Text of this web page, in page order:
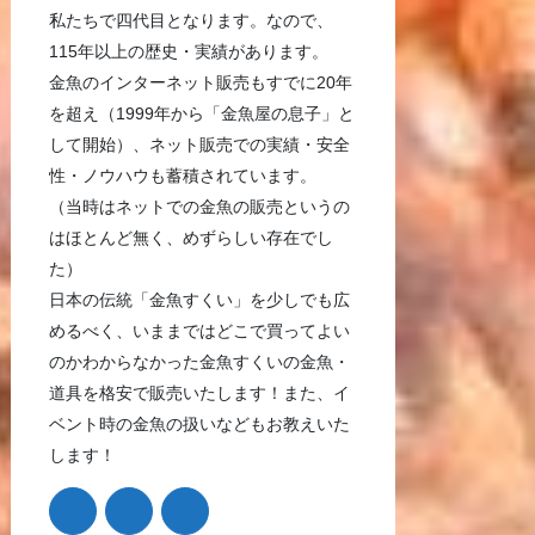
私たちで四代目となります。なので、
115年以上の歴史・実績があります。
金魚のインターネット販売もすでに20年
を超え（1999年から「金魚屋の息子」と
して開始）、ネット販売での実績・安全
性・ノウハウも蓄積されています。
（当時はネットでの金魚の販売というの
はほとんど無く、めずらしい存在でし
た）
日本の伝統「金魚すくい」を少しでも広
めるべく、いままではどこで買ってよい
のかわからなかった金魚すくいの金魚・
道具を格安で販売いたします！また、イ
ベント時の金魚の扱いなどもお教えいた
します！